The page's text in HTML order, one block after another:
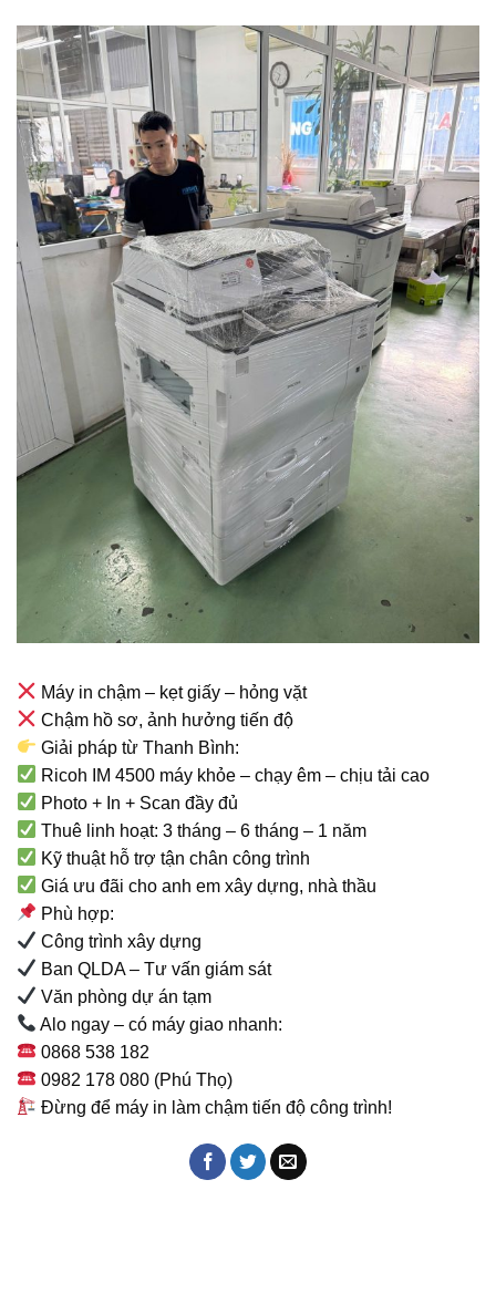
Máy in chậm – kẹt giấy – hỏng vặt
Chậm hồ sơ, ảnh hưởng tiến độ
Giải pháp từ Thanh Bình:
Ricoh IM 4500 máy khỏe – chạy êm – chịu tải cao
Photo + In + Scan đầy đủ
Thuê linh hoạt: 3 tháng – 6 tháng – 1 năm
Kỹ thuật hỗ trợ tận chân công trình
Giá ưu đãi cho anh em xây dựng, nhà thầu
Phù hợp:
Công trình xây dựng
Ban QLDA – Tư vấn giám sát
Văn phòng dự án tạm
Alo ngay – có máy giao nhanh:
0868 538 182
0982 178 080 (Phú Thọ)
Đừng để máy in làm chậm tiến độ công trình!